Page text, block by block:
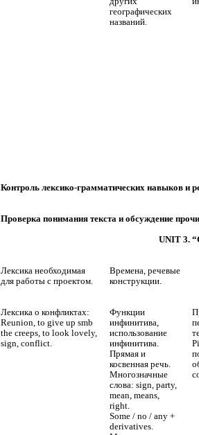
географических
названий.
Контроль лексико-грамматических навыков и
Проверка понимания текста и обсуждение
UNIT 3.
Лексика необходимая
для работы с проектом.
Времена, речевые
конструкции.
Лексика о конфликтах:
Reunion, to give up smb
the creeps, to look lovely,
sign, conflict.
Функции
инфинитива,
использование
инфинитива.
Прямая и
косвенная речь.
Многозначные
слова: sign, party,
mean, means,
right.
Some / no / any +
derivatives.